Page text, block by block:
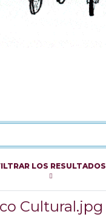
LOS RESULTADOS
Cultural.jpg